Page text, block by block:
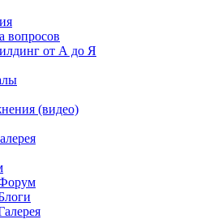
вопросов
от А до Я
(видео)